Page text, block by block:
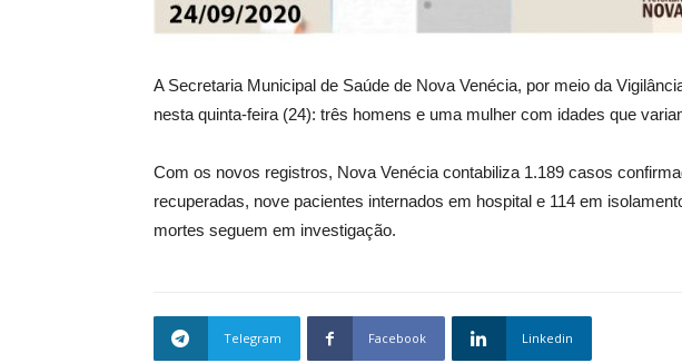
A Secretaria Municipal de Saúde de Nova Venécia, por meio da
nesta quinta-feira (24): três homens e uma mulher com idades que
Com os novos registros, Nova Venécia contabiliza 1.189 casos
recuperadas, nove pacientes internados em hospital e 114 em
mortes seguem em investigação.
Telegram Facebook Linkedin